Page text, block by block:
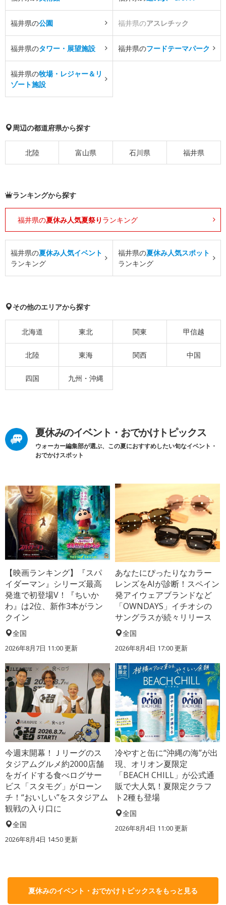
福井県の公園 福井県のアスレチック
福井県のタワー・展望施設 福井県のフードテーマパーク
福井県の牧場・レジャー＆リ
ゾート施設
周辺の都道府県から探す
北陸 富山県 石川県 福井県
ランキングから探す
福井県の夏休み人気夏祭り ランキング
福井県の夏休み人気イベント
ランキング
福井県の夏休み人気スポット
ランキング
その他のエリアから探す
北海道 東北 関東 甲信越
北陸 東海 関西 中国
四国 九州・沖縄
夏休みのイベント・おでかけトピックス
ウォーカー編集部が選ぶ、この夏におすすめしたい旬なイベント・
おでかけスポット
【映画ランキング】『スパ
イダーマン』シリーズ最高
発進で初登場V！『ちいか
わ』は2位、新作3本がラン
クイン
全国
2026年8月7日 11:00更新
あなたにぴったりなカラー
レンズをAIが診断！スペイン
発アイウェアブランドなど
「OWNDAYS」イチオシの
サングラスが続々リリース
全国
2026年8月4日 17:00更新
今週末開幕！Ｊリーグのス
タジアムグルメ約2000店舗
をガイドする食べログサー
ビス「スタモグ」がローン
チ！“おいしい”をスタジアム
観戦の入り口に
全国
2026年8月4日 14:50更新
冷やすと缶に“沖縄の海”が出
現、オリオン夏限定
「BEACH CHILL」が公式通
販で大人気！夏限定クラフ
ト2種も登場
全国
2026年8月4日 11:00更新
夏休みのイベント・おでかけトピックスをもっと見る